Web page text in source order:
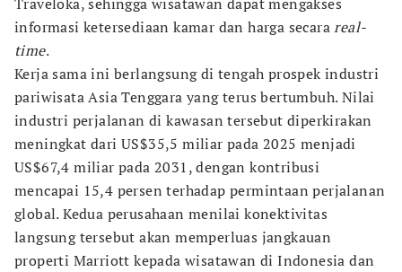
informasi ketersediaan kamar dan harga secarareal-
time.
Kerja sama ini berlangsung di tengah prospek industri
pariwisata Asia Tenggara yang terus bertumbuh. Nilai
industri perjalanan di kawasan tersebut diperkirakan
meningkat dari US$35,5 miliar pada 2025 menjadi
US$67,4 miliar pada 2031, dengan kontribusi
mencapai 15,4 persen terhadap permintaan perjalanan
global. Kedua perusahaan menilai konektivitas
langsung tersebut akan memperluas jangkauan
properti Marriott kepada wisatawan di Indonesia dan